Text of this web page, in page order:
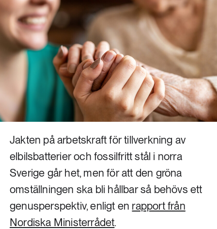
Livsstil & konsumtion
Mat & jordbruk
Skog
Social hållbarhet
Transport
Vatten
Klimat
252 ARTIKLAR
Landsbygd
939 ARTIKLAR
Livsstil & konsumtion
Mat & jordbruk
262 ARTIKLAR
Skog
360 ARTIKLAR
Social hållbarhet
Jakten på arbetskraft för tillverkning av
elbilsbatterier och fossilfritt stål i norra
Sverige går het, men för att den gröna
omställningen ska bli hållbar så behövs ett
genusperspektiv, enligt en rapport från
Nordiska Ministerrådet.